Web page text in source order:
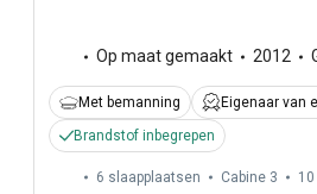
Op maat gemaakt 2012
Met bemanning
Eigenaar van
Brandstof inbegrepen
6 slaapplaatsen Cabine 3